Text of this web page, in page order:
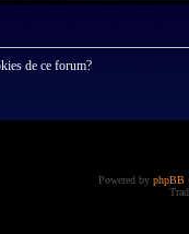
de ce forum?
Powered by phpBB